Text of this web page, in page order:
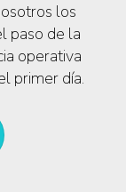
los
paso de la
operativa
primer día.